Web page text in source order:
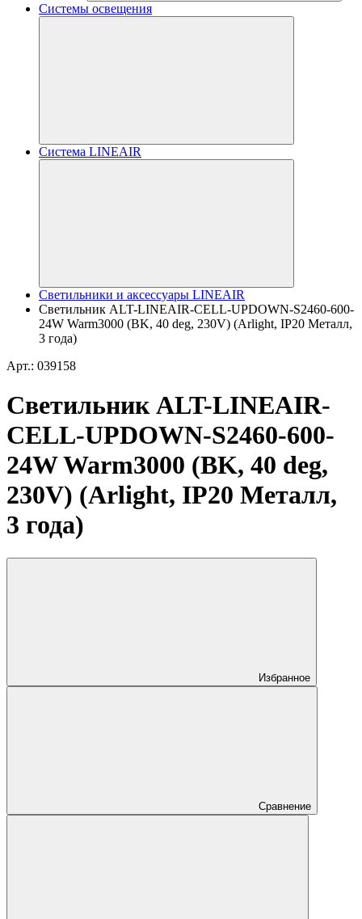
Системы освещения
Система LINEAIR
Светильники и аксессуары LINEAIR
Светильник ALT-LINEAIR-CELL-UPDOWN-S2460-600-
24W Warm3000 (BK, 40 deg, 230V) (Arlight, IP20 Металл,
3 года)
Арт.: 039158
Светильник ALT-LINEAIR-
CELL-UPDOWN-S2460-600-
24W Warm3000 (BK, 40 deg,
230V) (Arlight, IP20 Металл,
3 года)
Избранное
Сравнение